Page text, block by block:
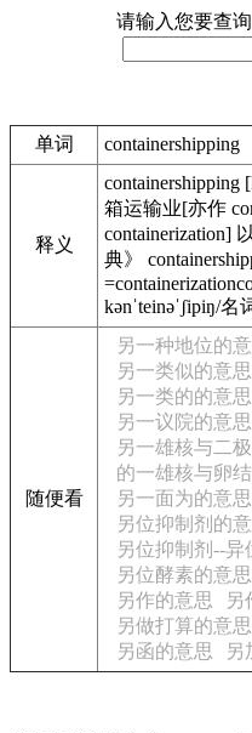
请输入您要查
单词 containershipping
释义
containershipping
箱运输业[亦作
containerization]
典》
kənˈteinəˈʃipiŋ/名
随便看
另一种地位的
另一类似的意思
另一类的的意思
另一议院的意思
另一雄核与二
的一雄核与卵
另一面为的意思
另位抑制剂的
另位抑制剂--异
另位酵素的意思
另作的意思
另
另做打算的意思
另函的意思
另